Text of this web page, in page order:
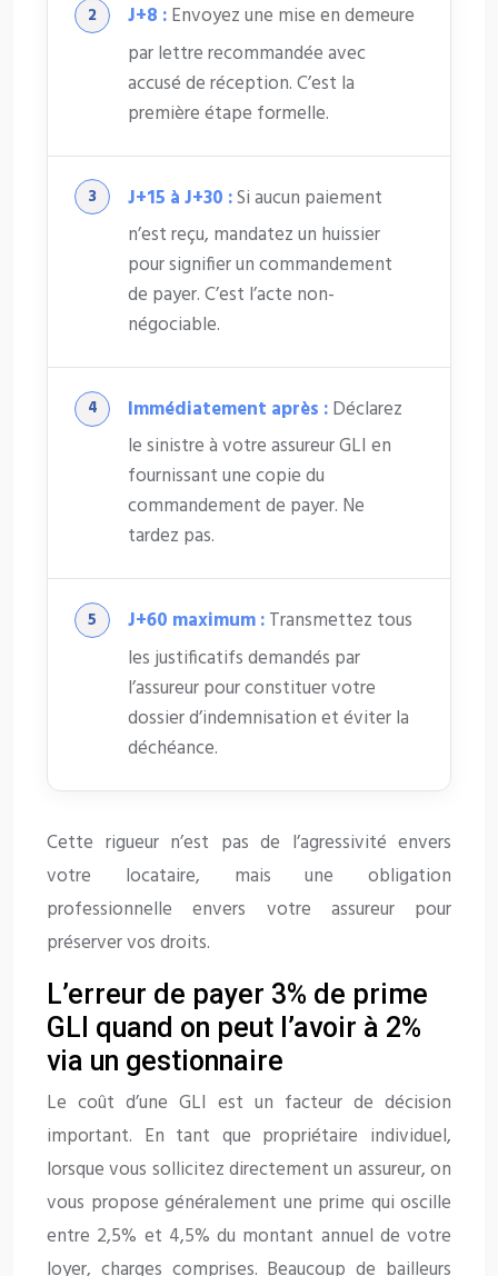
J+8 :Envoyez une mise en demeure
par lettre recommandée avec
accusé de réception. C’est la
première étape formelle.
J+15 à J+30 :Si aucun paiement
n’est reçu, mandatez un huissier
pour signifier un commandement
de payer. C’est l’acte non-
négociable.
Immédiatement après :Déclarez
le sinistre à votre assureur GLI en
fournissant une copie du
commandement de payer. Ne
tardez pas.
J+60 maximum :Transmettez tous
les justificatifs demandés par
l’assureur pour constituer votre
dossier d’indemnisation et éviter la
déchéance.
Cette rigueur n’est pas de l’agressivité envers
votre locataire, mais une obligation
professionnelle envers votre assureur pour
préserver vos droits.
L’erreur de payer 3% de prime
GLI quand on peut l’avoir à 2%
via un gestionnaire
Le coût d’une GLI est un facteur de décision
important. En tant que propriétaire individuel,
lorsque vous sollicitez directement un assureur, on
vous propose généralement une prime qui oscille
entre 2,5% et 4,5% du montant annuel de votre
loyer, charges comprises. Beaucoup de bailleurs